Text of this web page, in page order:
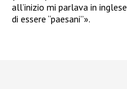
all’inizio mi parlava in
di essere “paesani”».